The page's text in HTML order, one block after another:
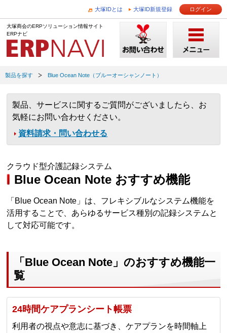
大塚IDとは 大塚ID新規登録 ログイン
大塚商会のERPソリューション情報サイト
ERPナビ
製品を探す Blue Ocean Note（ブルーオーシャンノート）
製品、サービスに関するご質問がございましたら、お
気軽にお問い合わせください。
資料請求・問い合わせる
クラウド型介護記録システム
Blue Ocean Note おすすめ機能
「Blue Ocean Note」は、フレキシブルなシステム機能を
活用することで、あらゆるサービス種別の記録システムと
して対応可能です。
「Blue Ocean Note」のおすすめ機能一
覧
24時間ケアプランシート帳票
利用者の視点や意志に基づき、ケアプランを時間軸上